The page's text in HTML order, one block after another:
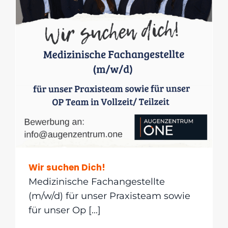
Wir suchen Dich!
Medizinische Fachangestellte
(m/w/d) für unser Praxisteam sowie
für unser Op [...]